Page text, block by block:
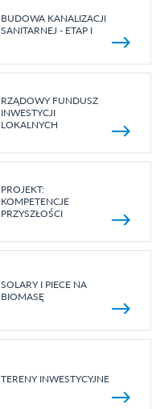
BUDOWA KANALIZACJI
SANITARNEJ - ETAP I
RZĄDOWY FUNDUSZ
INWESTYCJI
LOKALNYCH
PROJEKT:
KOMPETENCJE
PRZYSZŁOŚCI
SOLARY I PIECE NA
BIOMASĘ
TERENY INWESTYCYJNE